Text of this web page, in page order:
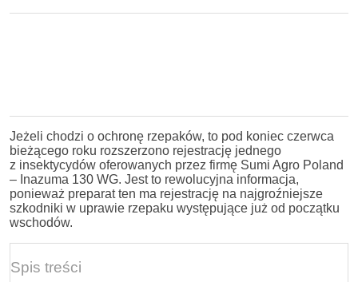
Jeżeli chodzi o ochronę rzepaków, to pod koniec czerwca
bieżącego roku rozszerzono rejestrację jednego
z insektycydów oferowanych przez firmę Sumi Agro Poland
– Inazuma 130 WG. Jest to rewolucyjna informacja,
ponieważ preparat ten ma rejestrację na najgroźniejsze
szkodniki w uprawie rzepaku występujące już od początku
wschodów.
Spis treści